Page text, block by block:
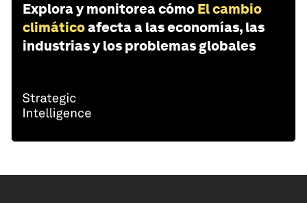
Explora y monitorea cómo El cambio
climáticoafecta a las economías, las
industrias y los problemas globales